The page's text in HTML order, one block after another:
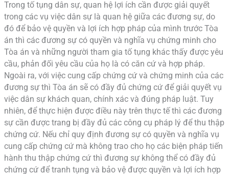
Trong tố tụng dân sự, quan hệ lợi ích cần được giải quyết
trong các vụ việc dân sự là quan hệ giữa các đương sự, do
đó để bảo vệ quyền và lợi ích hợp pháp của mình trước Tòa
án thì các đương sự có quyền và nghĩa vụ chứng minh cho
Tòa án và những người tham gia tố tụng khác thấy được yêu
cầu, phản đối yêu cầu của họ là có căn cứ và hợp pháp.
Ngoài ra, với việc cung cấp chứng cứ và chứng minh của các
đương sự thì Tòa án sẽ có đầy đủ chứng cứ để giải quyết vụ
việc dân sự khách quan, chính xác và đúng pháp luật. Tuy
nhiên, để thực hiện được điều này trên thực tế thì các đương
sự cần được trang bị đầy đủ các công cụ pháp lý để thu thập
chứng cứ. Nếu chỉ quy định đương sự có quyền và nghĩa vụ
cung cấp chứng cứ mà không trao cho họ các biện pháp tiến
hành thu thập chứng cứ thì đương sự không thể có đầy đủ
chứng cứ để tranh tụng và bảo vệ được quyền và lợi ích hợp